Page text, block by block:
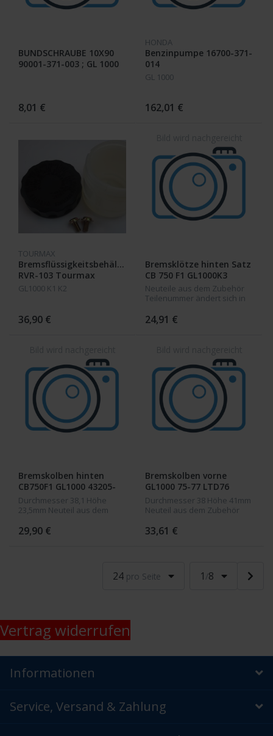
BUNDSCHRAUBE 10X90
90001-371-003 ; GL 1000
8,01 €
HONDA
Benzinpumpe 16700-371-
014
GL 1000
162,01 €
TOURMAX
Bremsflüssigkeitsbehälter
RVR-103 Tourmax
GL1000 K1 K2
36,90 €
Bremsklötze hinten Satz
CB 750 F1 GL1000K3
Neuteile aus dem Zubehör
Teilenummer ändert sich in
24,91 €
Bremskolben hinten
CB750F1 GL1000 43205-
371-006
Durchmesser 38,1 Höhe
23,5mm Neuteil aus dem
29,90 €
Bremskolben vorne
GL1000 75-77 LTD76
45107-371-006
Durchmesser 38 Höhe 41mm
Neuteil aus dem Zubehör
33,61 €
24 pro Seite 1 /8
Vertrag widerrufen
Informationen
Service, Versand & Zahlung